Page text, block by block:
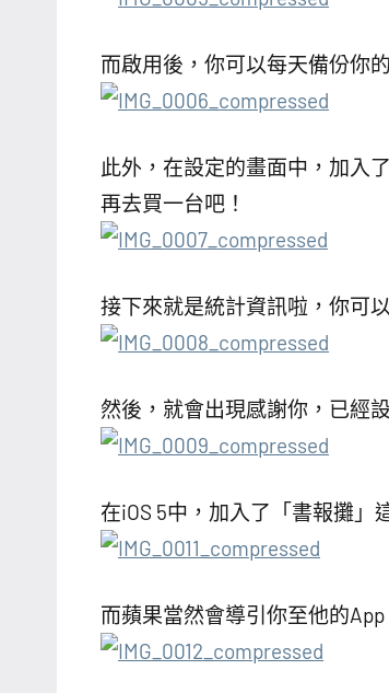
而啟用後，你可以每天備份你
此外，在設定的畫面中，加入
再去買一台吧！
接下來就是統計資訊啦，你可
然後，就會出現感謝你，已經
在iOS 5中，加入了「書報攤」
而蘋果當然會導引你至他的App